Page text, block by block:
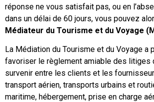
mieux.
Les vacances et les sommes que l’on y
important. Aussi, pour vos vacances ou
sécurité et choisissez un professionnel
facilement reconnaissables au logo la
de la protection qu’il met en avant.
Vous pouvez consulter sur notre site, la
Il est donc recommandé de souscrire un
ou d’assurance, couvrant la durée de votre
le remboursement des frais médicaux
Pour plus d’informations, vous pouvez
– Votre assureur,
réponse ne vous satisfait pas, ou en
dans un délai de 60 jours, vous pouvez
Médiateur du Tourisme et du Voyage
La Médiation du Tourisme et du Voyage a
favoriser le règlement amiable des litiges
survenir entre les clients et les
transport aérien, transports urbains et
maritime, hébergement, prise en charge